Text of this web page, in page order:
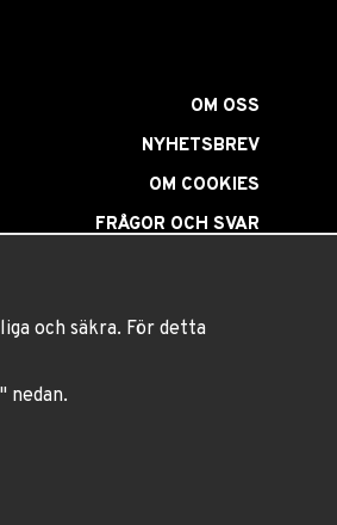
OM OSS
NYHETSBREV
OM COOKIES
FRÅGOR OCH SVAR
och säkra. För detta
nedan.